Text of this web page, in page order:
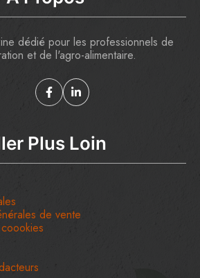
dédié pour les professionnels de
et de l'agro-alimentaire.
Plus Loin
de vente